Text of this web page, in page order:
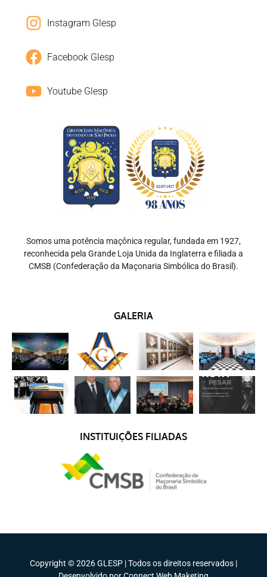
Instagram Glesp
Facebook Glesp
Youtube Glesp
Somos uma potência maçônica regular, fundada em 1927,
reconhecida pela Grande Loja Unida da Inglaterra e filiada a
CMSB (Confederação da Maçonaria Simbólica do Brasil).
GALERIA
INSTITUIÇÕES FILIADAS
Copyright © 2026 GLESP | Todos os direitos reservados |